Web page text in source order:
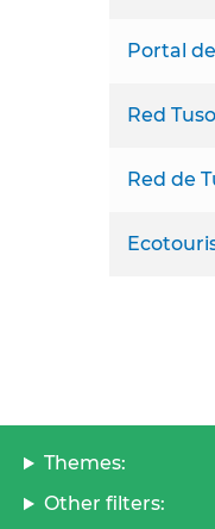
Portal
Red
Red de
Themes:
Other filters: